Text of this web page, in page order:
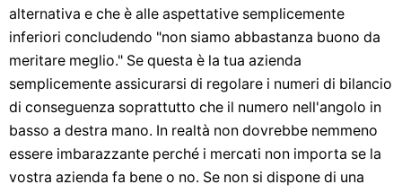
alternativa e che è alle aspettative semplicemente
inferiori concludendo "non siamo abbastanza buono da
meritare meglio." Se questa è la tua azienda
semplicemente assicurarsi di regolare i numeri di bilancio
di conseguenza soprattutto che il numero nell'angolo in
basso a destra mano. In realtà non dovrebbe nemmeno
essere imbarazzante perché i mercati non importa se la
vostra azienda fa bene o no. Se non si dispone di una